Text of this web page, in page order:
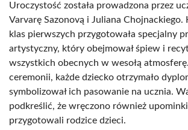
Uroczystość została prowadzona przez
Varvarę Sazonovą i Juliana Chojnackiego.
klas pierwszych przygotowała specjalny
artystyczny, który obejmował śpiew i
wszystkich obecnych w wesołą
ceremonii, każde dziecko otrzymało
symbolizował ich pasowanie na ucznia.
podkreślić, że wręczono również
przygotowali rodzice dzieci.